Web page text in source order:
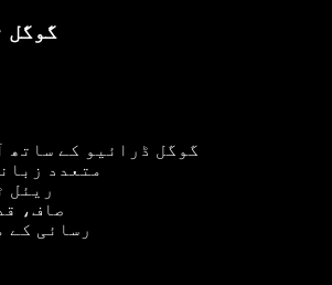
گوگل
گوگل ڈرائیو کے ساتھ
متعدد
ریئل
صاف،
رسائی کے